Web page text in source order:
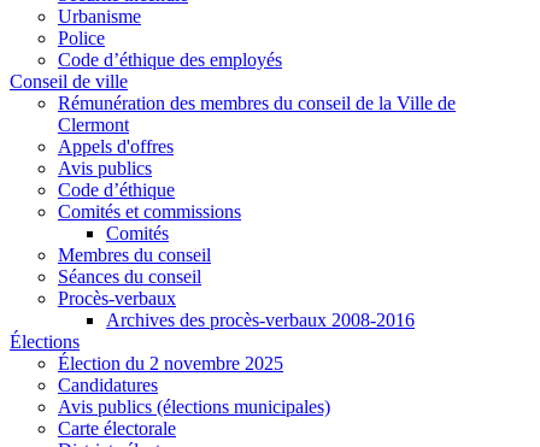
Urbanisme
Police
Code d’éthique des employés
Conseil de ville
Rémunération des membres du conseil de la Ville de
Clermont
Appels d'offres
Avis publics
Code d’éthique
Comités et commissions
Comités
Membres du conseil
Séances du conseil
Procès-verbaux
Archives des procès-verbaux 2008-2016
Élections
Élection du 2 novembre 2025
Candidatures
Avis publics (élections municipales)
Carte électorale